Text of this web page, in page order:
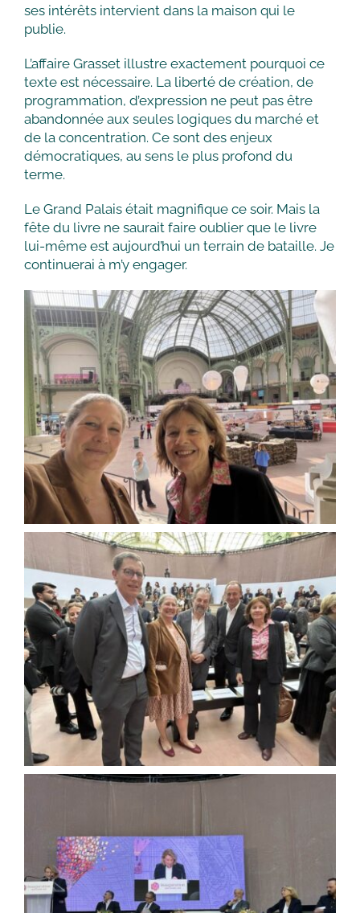
ses intérêts intervient dans la maison qui le
publie.
L’affaire Grasset illustre exactement pourquoi ce
texte est nécessaire. La liberté de création, de
programmation, d’expression ne peut pas être
abandonnée aux seules logiques du marché et
de la concentration. Ce sont des enjeux
démocratiques, au sens le plus profond du
terme.
Le Grand Palais était magnifique ce soir. Mais la
fête du livre ne saurait faire oublier que le livre
lui-même est aujourd’hui un terrain de bataille. Je
continuerai à m’y engager.